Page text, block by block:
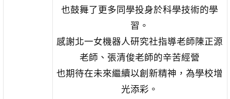
也鼓舞了更多同學投身於科學技術的學
習。
感謝北一女機器人研究社指導老師陳正源
老師、張清俊老師的辛苦經營
也期待在未來繼續以創新精神，為學校增
光添彩。